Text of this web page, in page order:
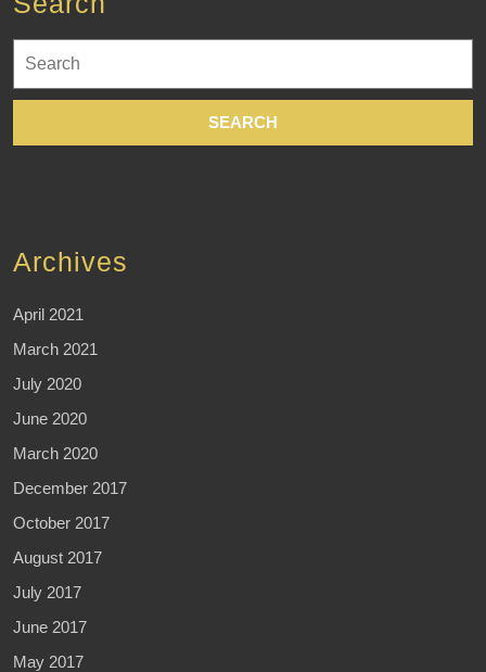
for:
Archives
April 2021
March 2021
July 2020
June 2020
March 2020
December 2017
October 2017
August 2017
July 2017
June 2017
May 2017